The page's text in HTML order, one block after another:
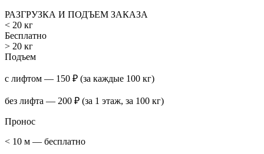
РАЗГРУЗКА И ПОДЪЕМ ЗАКАЗА
< 20 кг
Бесплатно
> 20 кг
Подъем
с лифтом — 150 ₽ (за каждые 100 кг)
без лифта — 200 ₽ (за 1 этаж, за 100 кг)
Пронос
< 10 м — бесплатно